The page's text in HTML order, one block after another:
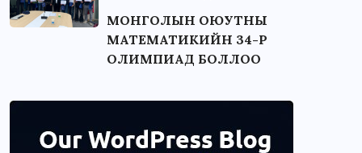
МОНГОЛЫН ОЮУТНЫ
МАТЕМАТИКИЙН 34-Р
ОЛИМПИАД БОЛЛОО